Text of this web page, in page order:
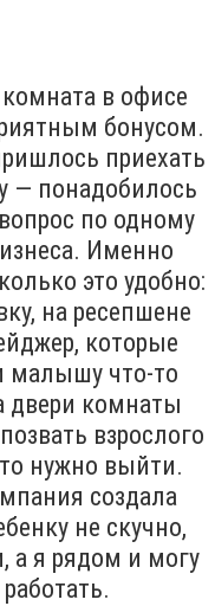
в офисе
бонусом.
приехать
— понадобилось
по одному
Именно
это удобно:
на ресепшене
которые
малышу что-то
двери комнаты
взрослого
нужно выйти.
создала
не скучно,
а я рядом и могу